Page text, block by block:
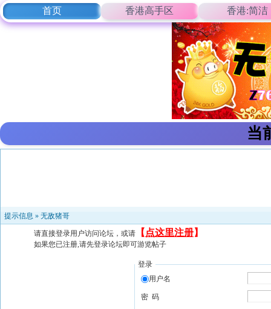
首页 香港高手区 香港:简洁
当
提示信息 » 无敌猪哥
请直接登录用户访问论坛，或请 【 点这里注册】
如果您已注册,请先登录论坛即可游览帖子
登录
用户名
密 码